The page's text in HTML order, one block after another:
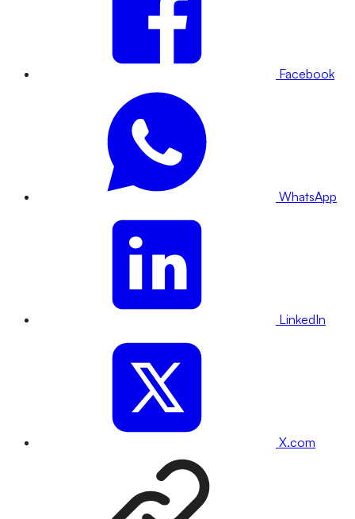
Facebook
WhatsApp
LinkedIn
X.com